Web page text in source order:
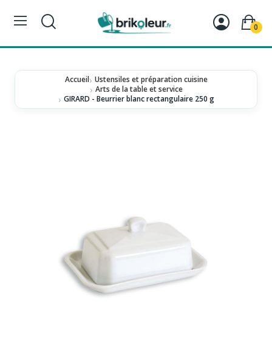
0
Accueil Ustensiles et préparation cuisine
Arts de la table et service
GIRARD - Beurrier blanc rectangulaire 250 g